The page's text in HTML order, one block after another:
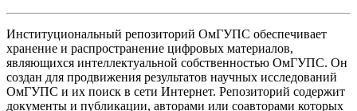
Институциональный репозиторий ОмГУПС обеспечивает
хранение и распространение цифровых материалов,
являющихся интеллектуальной собственностью ОмГУПС. Он
создан для продвижения результатов научных исследований
ОмГУПС и их поиск в сети Интернет. Репозиторий содержит
документы и публикации, авторами или соавторами которых